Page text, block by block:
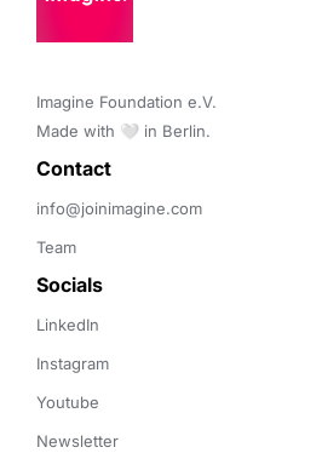
Imagine Foundation e.V.
Made with 🤍 in Berlin.
Contact
info@joinimagine.com
Team
Socials
LinkedIn
Instagram
Youtube
Newsletter